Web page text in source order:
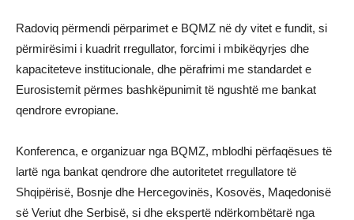
Radoviq përmendi përparimet e BQMZ në dy vitet e fundit, si
përmirësimi i kuadrit rregullator, forcimi i mbikëqyrjes dhe
kapaciteteve institucionale, dhe përafrimi me standardet e
Eurosistemit përmes bashkëpunimit të ngushtë me bankat
qendrore evropiane.
Konferenca, e organizuar nga BQMZ, mblodhi përfaqësues të
lartë nga bankat qendrore dhe autoritetet rregullatore të
Shqipërisë, Bosnje dhe Hercegovinës, Kosovës, Maqedonisë
së Veriut dhe Serbisë, si dhe ekspertë ndërkombëtarë nga